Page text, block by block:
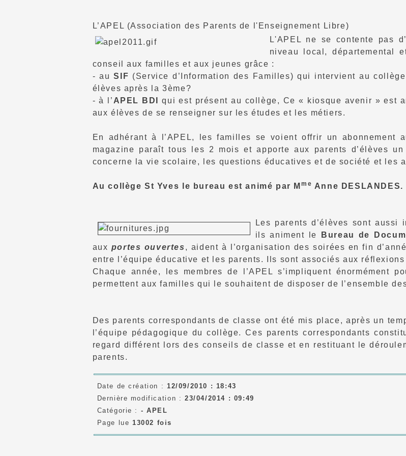
L’APEL (Association des Parents de l'Enseignement Libre)
L'APEL ne se contente pas
niveau local, départemental
conseil aux familles et aux jeunes grâce :
- auSIF (Service d’Information des Familles) qui intervient au
élèves après la 3ème?
- à l’ APEL BDIqui est présent au collège, Ce « kiosque avenir » est
aux élèves de se renseigner sur les études et les métiers.
En adhérant à l’APEL, les familles se voient offrir un abonnement
magazine paraît tous les 2 mois et apporte aux parents d’élèves
concerne la vie scolaire, les questions éducatives et de société et les
Au collège St Yves le bureau est animé par M me Anne DESLANDES.
Les parents d’élèves sont aussi
ils animent le
Bureau de
aux portes ouvertes , aident à l’organisation des soirées en fin
entre l’équipe éducative et les parents. Ils sont associés aux
Chaque année, les membres de l’APEL s’impliquent énormément
permettent aux familles qui le souhaitent de disposer de l’ensemble
Des parents correspondants de classe ont été mis place, après un
l’équipe pédagogique du collège. Ces parents correspondants
regard différent lors des conseils de classe et en restituant le
parents.
Date de création : 12/09/2010 : 18:43
Dernière modification : 23/04/2014 : 09:49
Catégorie : - APEL
Page lue 13002 fois